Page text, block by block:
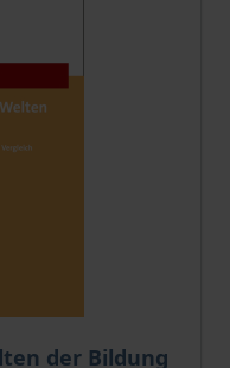
der Bildung
chosen on the